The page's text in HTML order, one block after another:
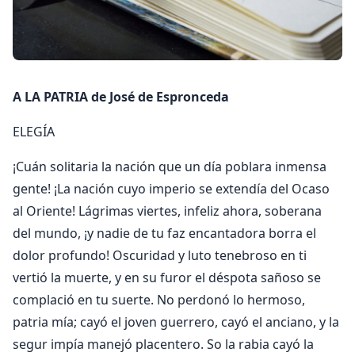
A LA PATRIA de José de Espronceda
ELEGÍA
¡Cuán solitaria la nación que un día poblara inmensa
gente! ¡La nación cuyo imperio se extendía del Ocaso
al Oriente! Lágrimas viertes, infeliz ahora, soberana
del mundo, ¡y nadie de tu faz encantadora borra el
dolor profundo! Oscuridad y luto tenebroso en ti
vertió la muerte, y en su furor el déspota sañoso se
complació en tu suerte. No perdonó lo hermoso,
patria mía; cayó el joven guerrero, cayó el anciano, y la
segur impía manejó placentero. So la rabia cayó la